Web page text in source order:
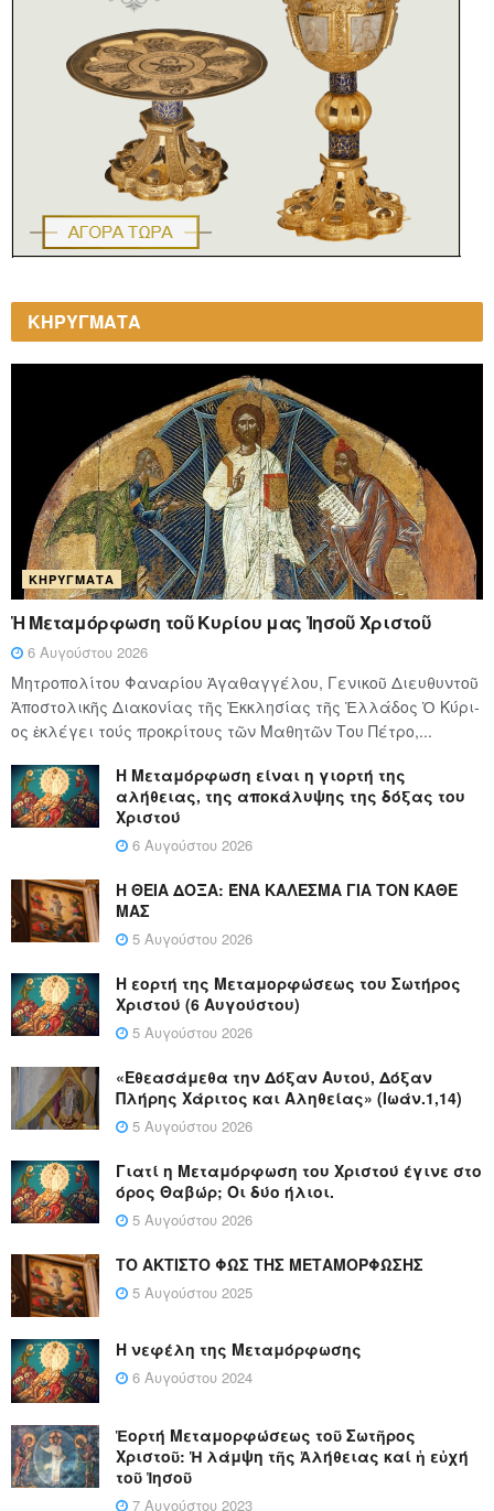
ΚΗΡΥΓΜΑΤΑ
ΚΗΡΎΓΜΑΤΑ
Ἡ Μεταμόρφωση τοῦ Κυρίου μας Ἰησοῦ Χριστοῦ
6 Αυγούστου 2026
Μητροπολίτου Φαναρίου Ἀγαθαγγέλου, Γενικοῦ Διευθυντοῦ
Ἀποστολικῆς Διακονίας τῆς Ἐκκλησίας τῆς Ἑλλάδος Ὁ Κύ­ρι­
ος ἐκλέγει τούς προ­κρί­τους τῶν Μα­θη­τῶν Του Πέ­τρο,...
Η Μεταμόρφωση είναι η γιορτή της
αλήθειας, της αποκάλυψης της δόξας του
Χριστού
6 Αυγούστου 2026
Η ΘΕΙΑ ΔΟΞΑ: ΈΝΑ ΚΑΛΕΣΜΑ ΓΙΑ ΤΟΝ ΚΑΘΕ
ΜΑΣ
5 Αυγούστου 2026
Η εορτή της Μεταμορφώσεως του Σωτήρος
Χριστού (6 Αυγούστου)
5 Αυγούστου 2026
«Εθεασάμεθα την Δόξαν Αυτού, Δόξαν
Πλήρης Χάριτος και Αληθείας» (Ιωάν.1,14)
5 Αυγούστου 2026
Γιατί η Μεταμόρφωση του Χριστού έγινε στο
όρος Θαβώρ; Οι δύο ήλιοι.
5 Αυγούστου 2026
ΤΟ ΑΚΤΙΣΤΟ ΦΩΣ ΤΗΣ ΜΕΤΑΜΟΡΦΩΣΗΣ
5 Αυγούστου 2025
Η νεφέλη της Μεταμόρφωσης
6 Αυγούστου 2024
Ἑορτή Μεταμορφώσεως τοῦ Σωτῆρος
Χριστοῦ: Ἡ λάμψη τῆς Ἀλήθειας καί ἡ εὐχή
τοῦ Ἰησοῦ
7 Αυγούστου 2023